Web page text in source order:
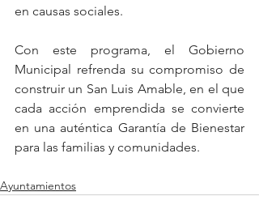
en causas sociales.
Con este programa, el Gobierno
Municipal refrenda su compromiso de
construir un San Luis Amable, en el que
cada acción emprendida se convierte
en una auténtica Garantía de Bienestar
para las familias y comunidades.
Ayuntamientos